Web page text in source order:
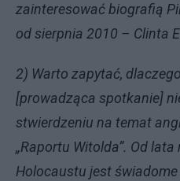
zainteresować biografią
od sierpnia 2010 – Clinta
2) Warto zapytać,
[prowadząca spotkanie]
stwierdzeniu na temat
„Raportu Witolda”. Od
Holocaustu jest świadome